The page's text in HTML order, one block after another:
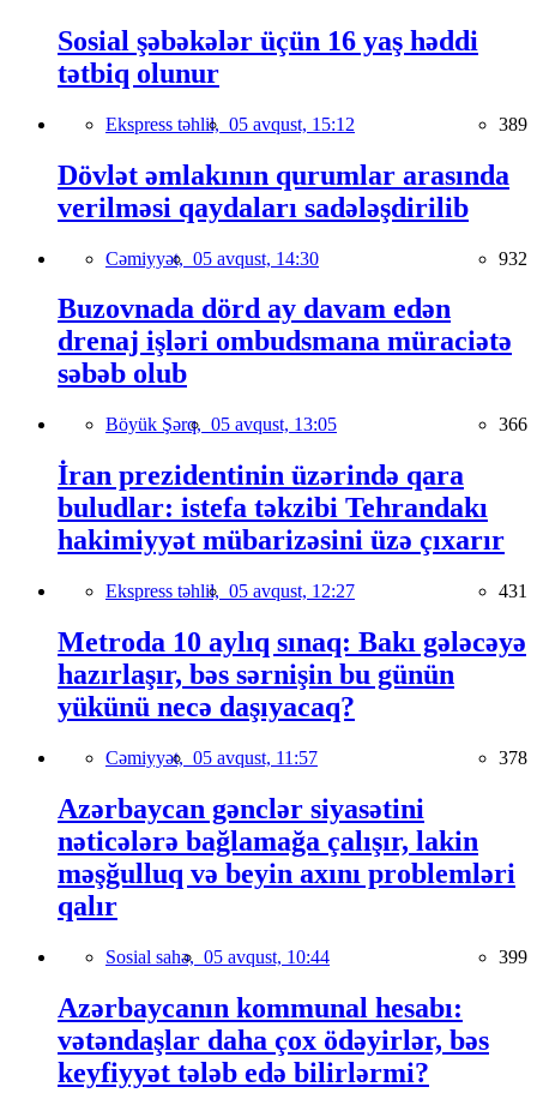
Sosial şəbəkələr üçün 16 yaş həddi
tətbiq olunur
Ekspress təhlil, 05 avqust, 15:12 389
Dövlət əmlakının qurumlar arasında
verilməsi qaydaları sadələşdirilib
Cəmiyyət, 05 avqust, 14:30 932
Buzovnada dörd ay davam edən
drenaj işləri ombudsmana müraciətə
səbəb olub
Böyük Şərq, 05 avqust, 13:05 366
İran prezidentinin üzərində qara
buludlar: istefa təkzibi Tehrandakı
hakimiyyət mübarizəsini üzə çıxarır
Ekspress təhlil, 05 avqust, 12:27 431
Metroda 10 aylıq sınaq: Bakı gələcəyə
hazırlaşır, bəs sərnişin bu günün
yükünü necə daşıyacaq?
Cəmiyyət, 05 avqust, 11:57 378
Azərbaycan gənclər siyasətini
nəticələrə bağlamağa çalışır, lakin
məşğulluq və beyin axını problemləri
qalır
Sosial sahə, 05 avqust, 10:44 399
Azərbaycanın kommunal hesabı:
vətəndaşlar daha çox ödəyirlər, bəs
keyfiyyət tələb edə bilirlərmi?